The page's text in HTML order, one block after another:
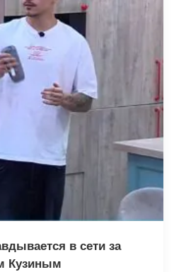
в сети за
Кузиным